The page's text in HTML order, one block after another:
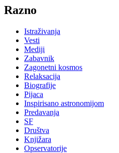
Razno
Istraživanja
Vesti
Mediji
Zabavnik
Zagonetni kosmos
Relaksacija
Biografije
Pijaca
Inspirisano astronomijom
Predavanja
SF
Društva
Knjižara
Opservatorije